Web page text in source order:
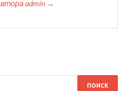
admin →